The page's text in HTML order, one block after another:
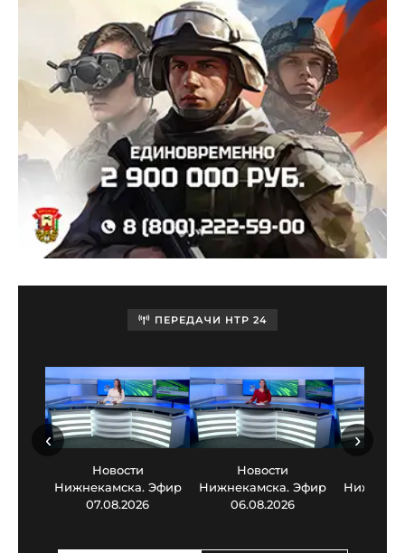
ПЕРЕДАЧИ НТР 24
Новости
Нижнекамска. Эфир
07.08.2026
Новости
Нижнекамска. Эфир
06.08.2026
‹ ›